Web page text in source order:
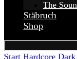
The
Stäbruch
Shop
Start Hardcore Dark